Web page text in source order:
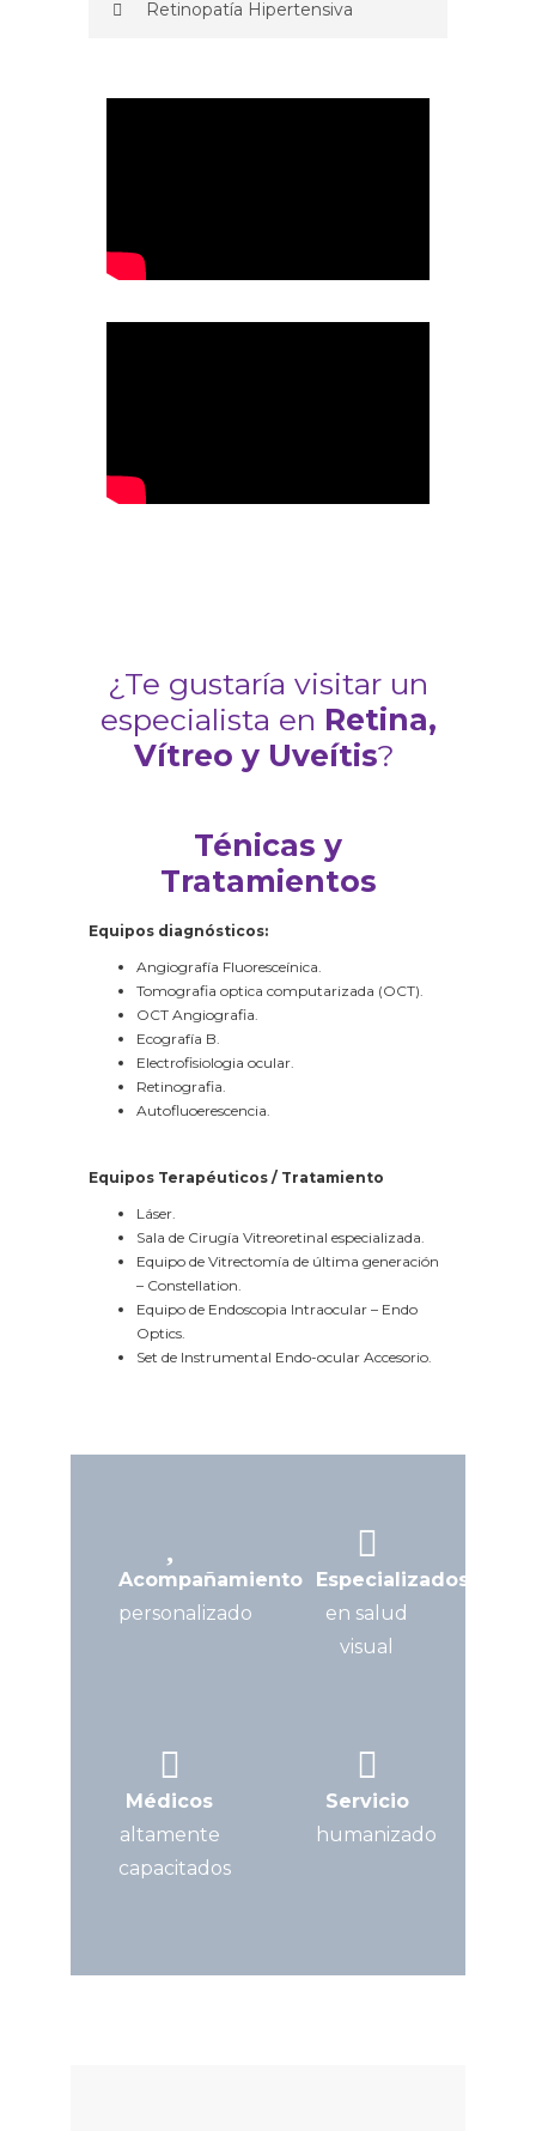
Retinopatía Hipertensiva
¿Te gustaría visitar un
especialista en Retina,
Vítreo y Uveítis?
Ténicas y
Tratamientos
Equipos diagnósticos:
Angiografía Fluoresceínica.
Tomografia optica computarizada (OCT).
OCT Angiografia.
Ecografía B.
Electrofisiologia ocular.
Retinografia.
Autofluoerescencia.
Equipos Terapéuticos / Tratamiento
Láser.
Sala de Cirugía Vitreoretinal especializada.
Equipo de Vitrectomía de última generación
– Constellation.
Equipo de Endoscopia Intraocular – Endo
Optics.
Set de Instrumental Endo-ocular Accesorio.
Acompañamiento
personalizado
Especializados
en salud
visual
Médicos
altamente
capacitados
Servicio
humanizado